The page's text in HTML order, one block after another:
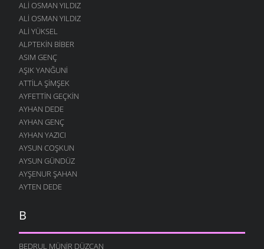
ALI OSMAN YILDIZ
ALI OSMAN YILDIZ
ALI YÜKSEL
ALPTEKIN BIBER
ASIM GENÇ
AŞIK YANĞUNI
ATTILA ŞIMŞEK
AYFETTIN GEÇKIN
AYHAN DEDE
AYHAN GENÇ
AYHAN YAZICI
AYSUN COŞKUN
AYSUN GÜNDÜZ
AYŞENUR ŞAHAN
AYTEN DEDE
B
BEDRUL MÜNIR DÜZCAN